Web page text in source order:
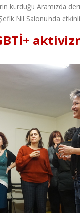
kurduğu Aramızda
Nil Salonu’nda